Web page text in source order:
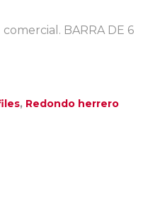
BARRA DE 6
, Redondo herrero